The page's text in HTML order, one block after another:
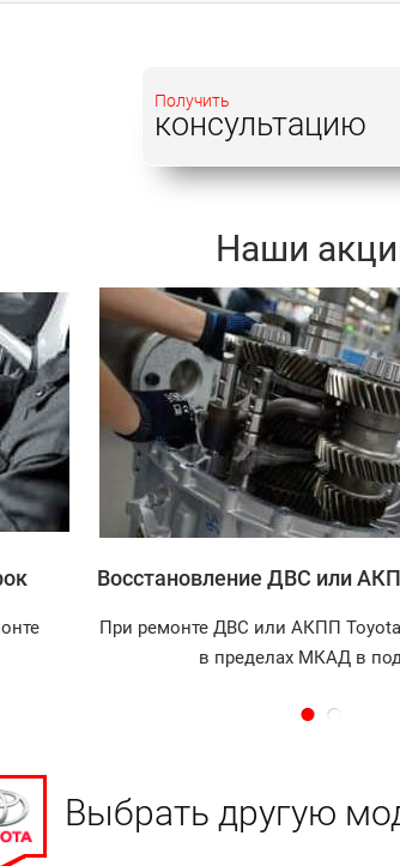
Получить
консультацию
Наши
Записаться
Восстановление ДВС или
При ремонте ДВС или АКПП Toyota
в пределах МКАД в
Выбрать другую